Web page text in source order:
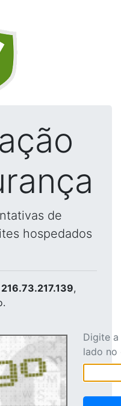
de
hospedados
216.73.217.139,
Digite
lado no